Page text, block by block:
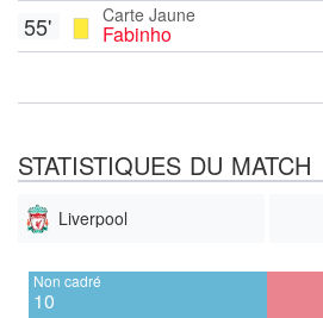
Carte Jaune
Fabinho
55'
STATISTIQUES DU MATCH
Liverpool
Non cadré
10